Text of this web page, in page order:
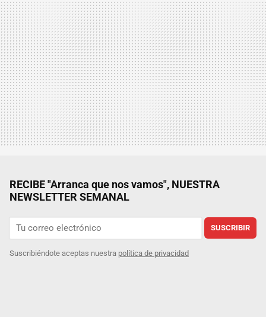
RECIBE "Arranca que nos vamos", NUESTRA
NEWSLETTER SEMANAL
SUSCRIBIR
Suscribiéndote aceptas nuestra política de privacidad